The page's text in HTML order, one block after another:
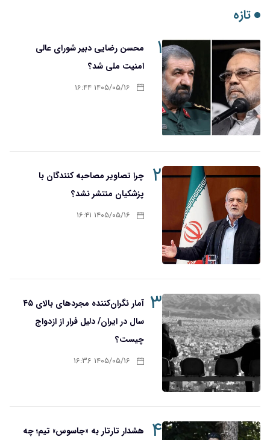
تازه
۱
محسن رضایی دبیر شورای عالی
امنیت ملی شد؟
۱۴۰۵/۰۵/۱۶ ۱۶:۴۴
۲
چرا تصاویر مصاحبه کنندگان با
پزشکیان منتشر نشد؟
۱۴۰۵/۰۵/۱۶ ۱۶:۴۱
۳
آمار نگران‌کننده مجردهای بالای ۴۵
سال در ایران/ دلیل فرار از ازدواج
چیست؟
۱۴۰۵/۰۵/۱۶ ۱۶:۳۶
۴ هشدار تارتار به «جاسوس» تیم؛ چه